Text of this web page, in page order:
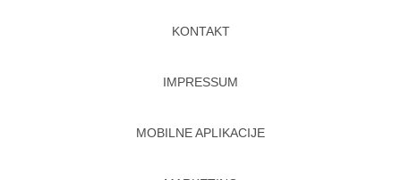
KONTAKT
IMPRESSUM
MOBILNE APLIKACIJE